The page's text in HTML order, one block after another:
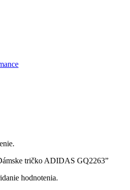
tričko ADIDAS GQ2263”
hodnotenia.